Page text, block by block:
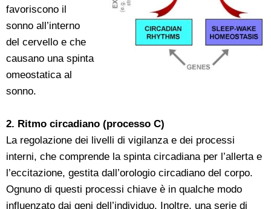
favoriscono il
sonno all’interno
del cervello e che
causano una spinta
omeostatica al
sonno.
2. Ritmo circadiano (processo C)
La regolazione dei livelli di vigilanza e dei processi
interni, che comprende la spinta circadiana per l’allerta e
l’eccitazione, gestita dall’orologio circadiano del corpo.
Ognuno di questi processi chiave è in qualche modo
influenzato dai geni dell’individuo. Inoltre, una serie di